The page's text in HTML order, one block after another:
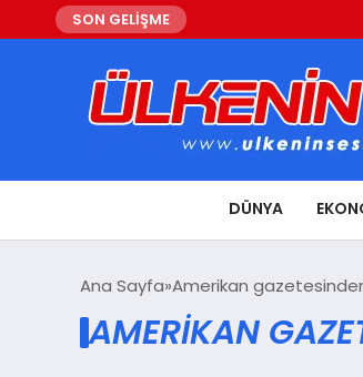
SON GELİŞME
DÜNYA
Ana Sayfa Amerikan
AMERIKAN